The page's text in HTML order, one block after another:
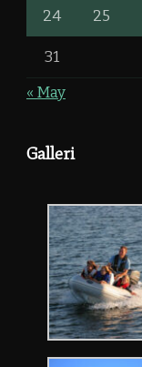
24 25
31
« May
Galleri